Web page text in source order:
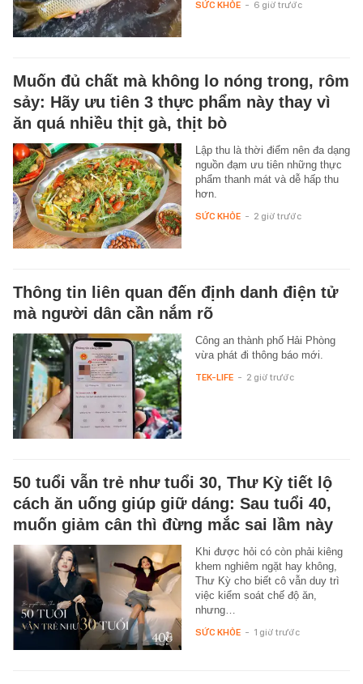
SỨC KHỎE - 6 giờ trước
Muốn đủ chất mà không lo nóng trong, rôm
sảy: Hãy ưu tiên 3 thực phẩm này thay vì
ăn quá nhiều thịt gà, thịt bò
Lập thu là thời điểm nên đa dạng
nguồn đạm ưu tiên những thực
phẩm thanh mát và dễ hấp thu
hơn.
SỨC KHỎE - 2 giờ trước
Thông tin liên quan đến định danh điện tử
mà người dân cần nắm rõ
Công an thành phố Hải Phòng
vừa phát đi thông báo mới.
TEK-LIFE - 2 giờ trước
50 tuổi vẫn trẻ như tuổi 30, Thư Kỳ tiết lộ
cách ăn uống giúp giữ dáng: Sau tuổi 40,
muốn giảm cân thì đừng mắc sai lầm này
Khi được hỏi có còn phải kiêng
khem nghiêm ngặt hay không,
Thư Kỳ cho biết cô vẫn duy trì
việc kiểm soát chế độ ăn,
nhưng…
SỨC KHỎE - 1 giờ trước